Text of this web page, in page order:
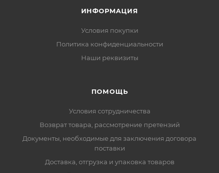
ИНФОРМАЦИЯ
Условия покупки
Политика конфиденциальности
Наши реквизиты
ПОМОЩЬ
Условия сотрудничества
Возврат товара, рассмотрение претензий
Документы, необходимые для заключения договора
поставки
Доставка, отгрузка и упаковка товаров